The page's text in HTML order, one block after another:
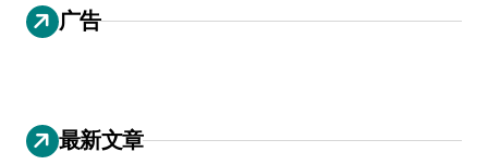
广告
最新文章